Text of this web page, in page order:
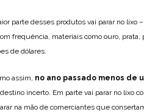
parte desses produtos vai parar no lixo
frequência, materiais como ouro,
de dólares.
assim, no ano passado menos de
incerto. Em parte vai parar no lixo
na mão de comerciantes que